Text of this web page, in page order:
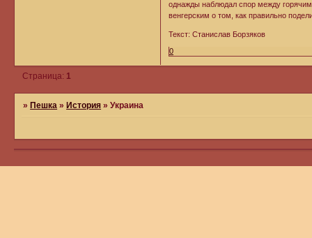
однажды наблюдал спор между
венгерским о том, как правильно
Текст: Станислав Борзяков
0
Страница: 1
» Пешка » История »Украина